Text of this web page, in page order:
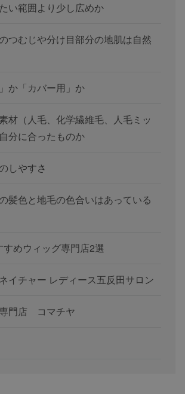
い範囲より少し広めか
つむじや分け目部分の地肌は自然
か「カバー用」か
材（人毛、化学繊維毛、人毛ミッ
分に合ったものか
しやすさ
髪色と地毛の色合いはあっている
めウィッグ専門店2選
イチャー レディース五反田サロン
門店 コマチヤ